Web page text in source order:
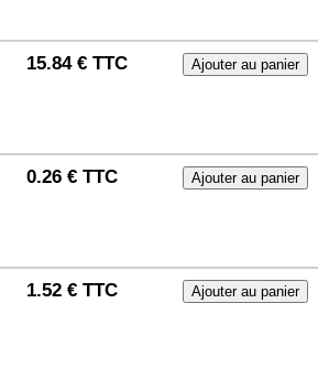
15.84 € TTC
0.26 € TTC
1.52 € TTC